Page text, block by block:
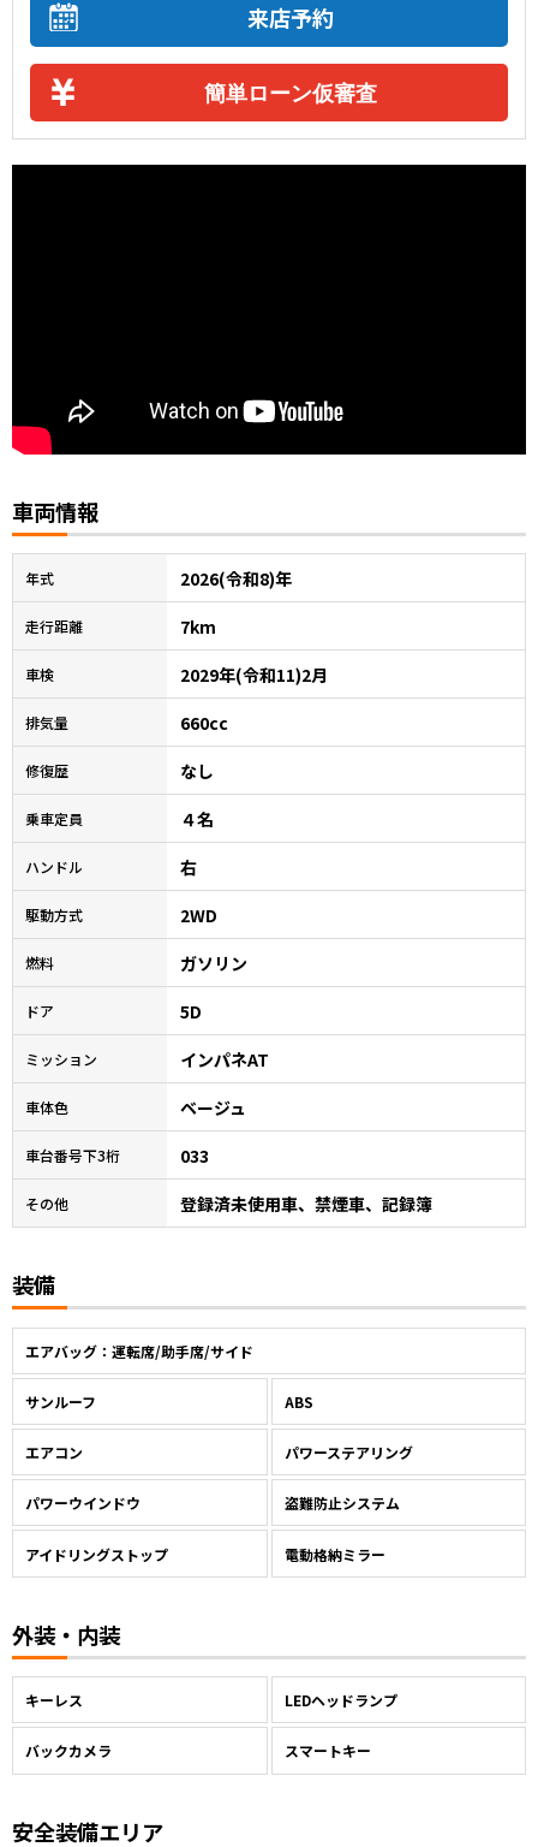
来店予約
簡単ローン仮審査
車両情報
年式 2026(令和8)年
走行距離 7km
車検 2029年(令和11)2月
排気量 660cc
修復歴 なし
乗車定員 ４名
ハンドル 右
駆動方式 2WD
燃料 ガソリン
ドア 5D
ミッション インパネAT
車体色 ベージュ
車台番号下3桁 033
その他 登録済未使用車、禁煙車、記録簿
装備
エアバッグ：運転席/助手席/サイド
サンルーフ ABS
エアコン パワーステアリング
パワーウインドウ 盗難防止システム
アイドリングストップ 電動格納ミラー
外装・内装
キーレス LEDヘッドランプ
バックカメラ スマートキー
安全装備エリア